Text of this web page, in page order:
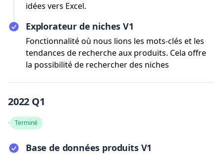
idées vers Excel.
Explorateur de niches V1
Fonctionnalité où nous lions les mots-clés et les
tendances de recherche aux produits. Cela offre
la possibilité de rechercher des niches
2022 Q1
· Terminé
Base de données produits V1